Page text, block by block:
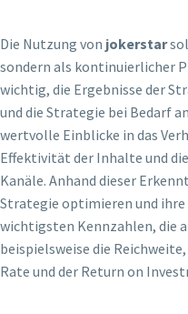
Die Nutzung von jokerstar
sondern als kontinuierlicher
wichtig, die Ergebnisse der
und die Strategie bei Bedarf
wertvolle Einblicke in das
Effektivität der Inhalte und
Kanäle. Anhand dieser
Strategie optimieren und ihre
wichtigsten Kennzahlen, die
beispielsweise die
Rate und der Return on